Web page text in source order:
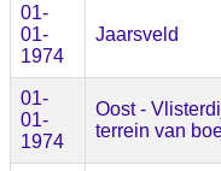
01-
01-
1974
Jaarsveld
01-
01-
1974
Oost -
terrein van